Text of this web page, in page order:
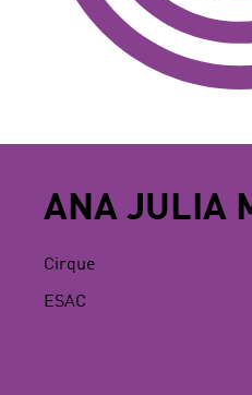
ANNULER LES FILTRES
ANA JULIA
Cirque
ESAC